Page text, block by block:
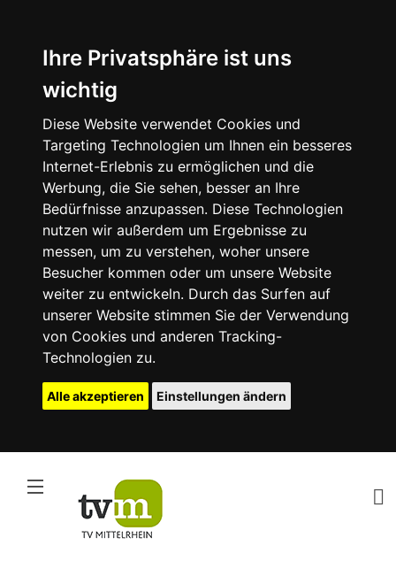
Ihre Privatsphäre ist uns
wichtig
Diese Website verwendet Cookies und
Targeting Technologien um Ihnen ein besseres
Internet-Erlebnis zu ermöglichen und die
Werbung, die Sie sehen, besser an Ihre
Bedürfnisse anzupassen. Diese Technologien
nutzen wir außerdem um Ergebnisse zu
messen, um zu verstehen, woher unsere
Besucher kommen oder um unsere Website
weiter zu entwickeln. Durch das Surfen auf
unserer Website stimmen Sie der Verwendung
von Cookies und anderen Tracking-
Technologien zu.
Alle akzeptieren Einstellungen ändern